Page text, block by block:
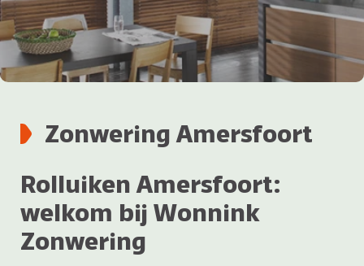
Zonwering Amersfoort
Rolluiken Amersfoort:
welkom bij Wonnink
Zonwering